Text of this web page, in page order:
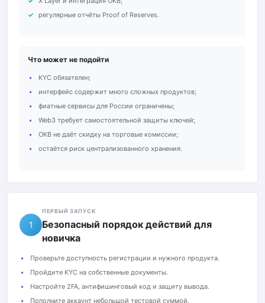
регулярные отчёты Proof of Reserves.
Что может не подойти
KYC обязателен;
интерфейс содержит много сложных продуктов;
фиатные сервисы для России ограничены;
Web3 требует самостоятельной защиты ключей;
OKB не даёт скидку на торговые комиссии;
остаётся риск централизованного хранения.
1
ПЕРВЫЙ ЗАПУСК
Безопасный порядок действий для
новичка
Проверьте доступность регистрации и нужного продукта.
Пройдите KYC на собственные документы.
Настройте 2FA, антифишинговый код и защиту вывода.
Пополните аккаунт небольшой тестовой суммой.